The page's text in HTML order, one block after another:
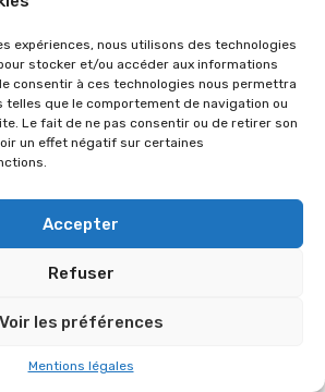
expériences, nous utilisons des technologies
stocker et/ou accéder aux informations
consentir à ces technologies nous permettra
que le comportement de navigation ou
Le fait de ne pas consentir ou de retirer son
un effet négatif sur certaines
Accepter
Refuser
Voir les préférences
Mentions légales
presse. Tous droits réservés.
MENTIONS LÉGALES